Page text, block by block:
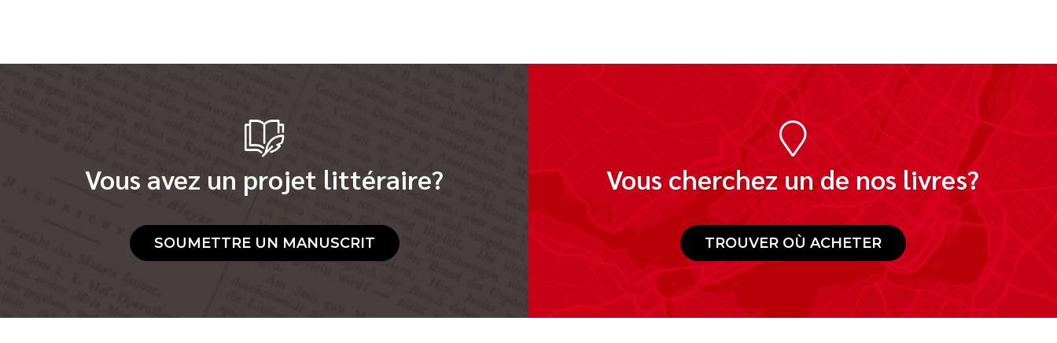
Vous avez un projet littéraire?
SOUMETTRE UN MANUSCRIT
Vous cherchez un de nos livres?
TROUVER OÙ ACHETER